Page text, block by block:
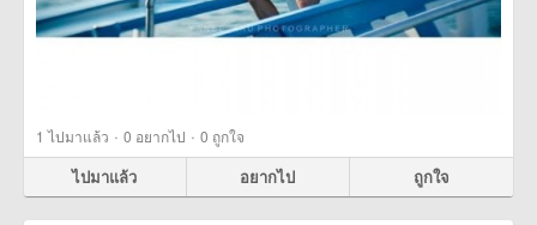
1 ไปมาแล้ว · 0 อยากไป · 0 ถูกใจ
ไปมาแล้ว อยากไป ถูกใจ